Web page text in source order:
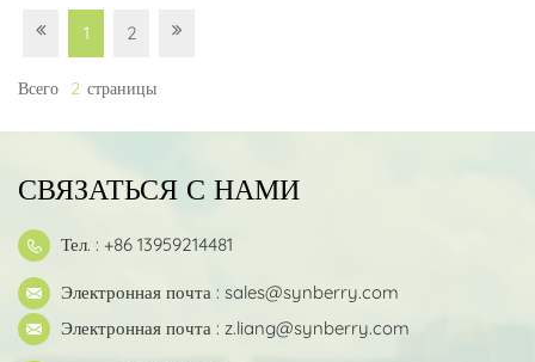
1 2
Всего 2 Страницы
СВЯЗАТЬСЯ С НАМИ
Тел. : +86 13959214481
Электронная почта : sales@synberry.com
Электронная почта : z.liang@synberry.com